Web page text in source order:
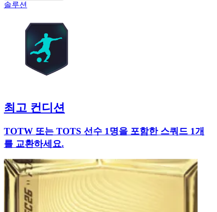
솔루션
최고 컨디션
TOTW 또는 TOTS 선수 1명을 포함한 스쿼드 1개
를 교환하세요.